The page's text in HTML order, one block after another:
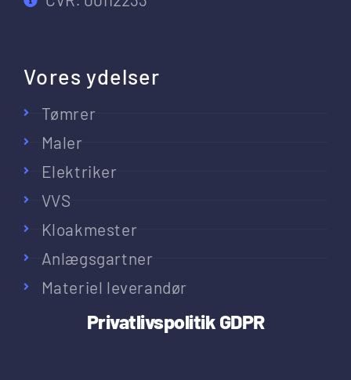
Vores ydelser
Tømrer
Maler
Elektriker
VVS
Kloakmester
Anlægsgartner
Materiel leverandør
Privatlivspolitik GDPR